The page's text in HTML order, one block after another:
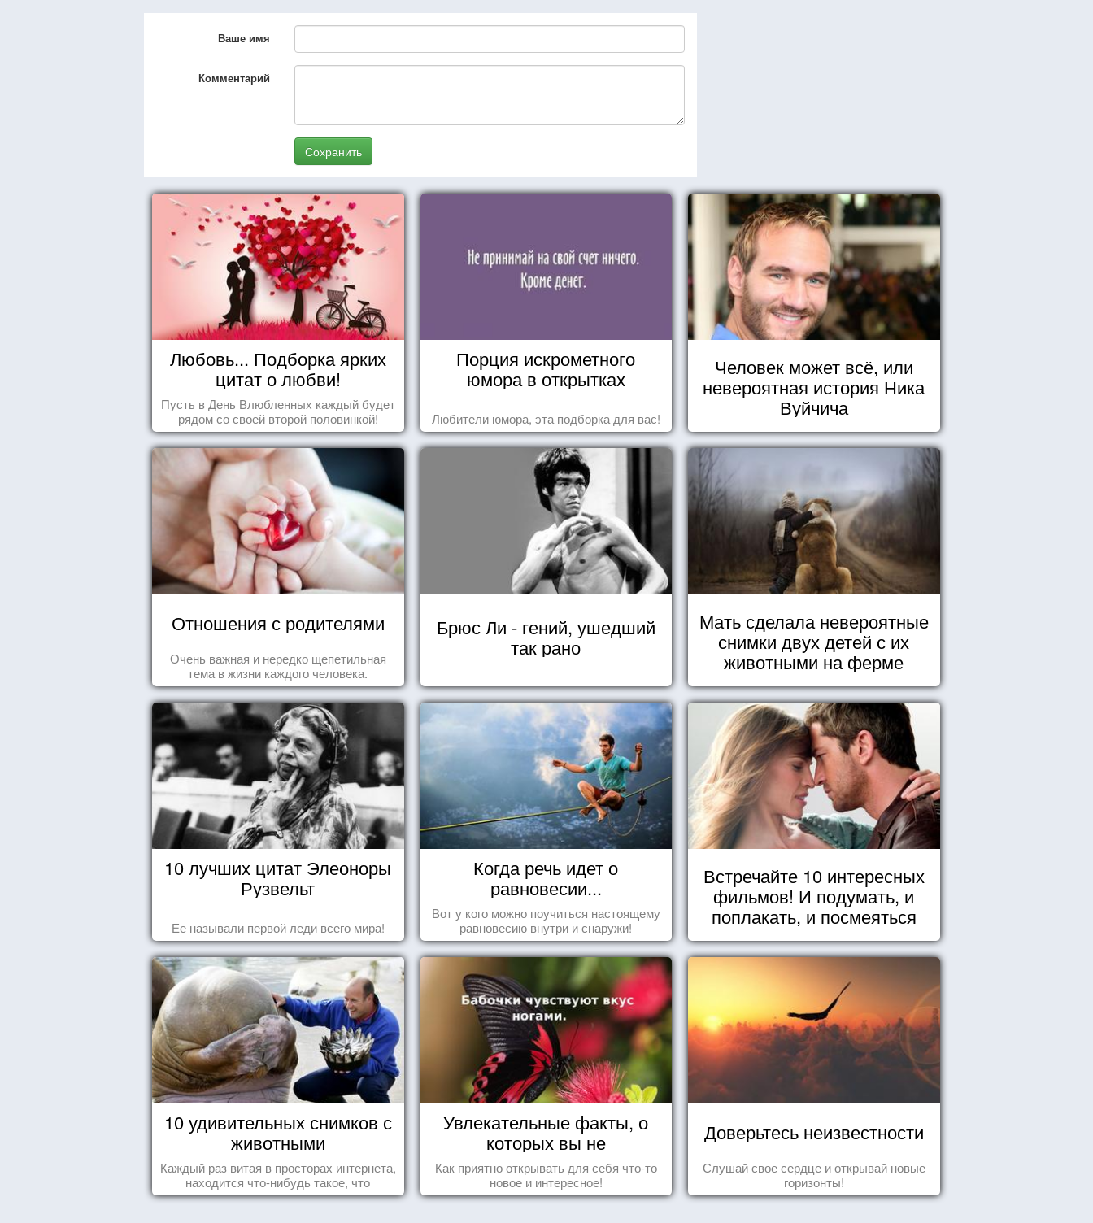
Ваше имя
Комментарий
Сохранить
Любовь... Подборка ярких
цитат о любви!
Пусть в День Влюбленных каждый будет
рядом со своей второй половинкой!
Порция искрометного
юмора в открытках
Любители юмора, эта подборка для вас!
Человек может всё, или
невероятная история Ника
Вуйчича
Отношения с родителями
Очень важная и нередко щепетильная
тема в жизни каждого человека.
Брюс Ли - гений, ушедший
так рано
Мать сделала невероятные
снимки двух детей с их
животными на ферме
10 лучших цитат Элеоноры
Рузвельт
Ее называли первой леди всего мира!
Когда речь идет о
равновесии...
Вот у кого можно поучиться настоящему
равновесию внутри и снаружи!
Встречайте 10 интересных
фильмов! И подумать, и
поплакать, и посмеяться
10 удивительных снимков с
животными
Каждый раз витая в просторах интернета,
находится что-нибудь такое, что
заставляет улыбнуться, удивиться,
Увлекательные факты, о
которых вы не
догадывались!
Как приятно открывать для себя что-то
новое и интересное!
Доверьтесь неизвестности
Слушай свое сердце и открывай новые
горизонты!